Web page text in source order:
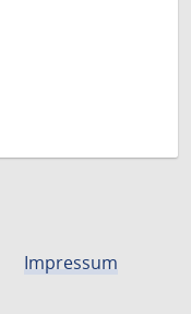
Impressum